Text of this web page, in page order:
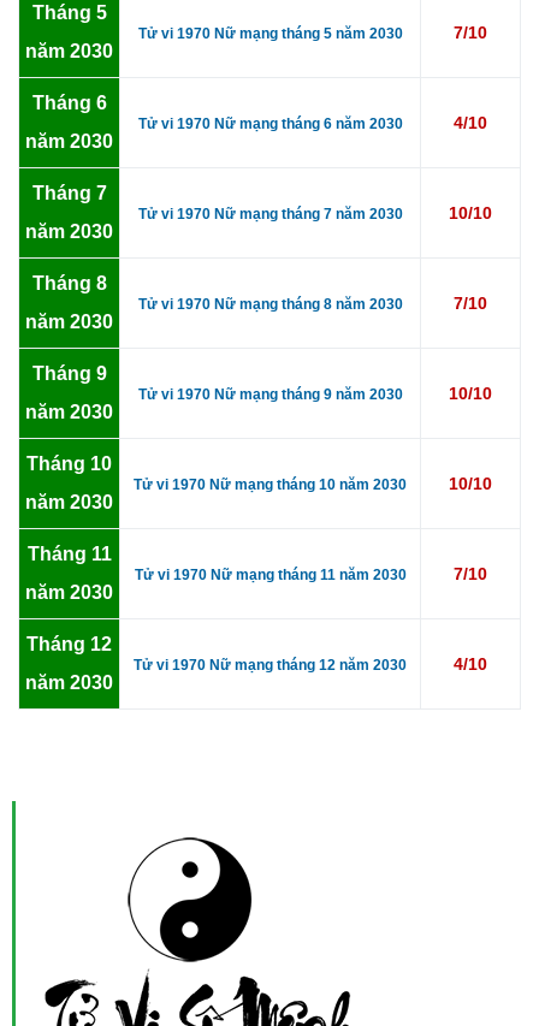
Tháng 5
năm 2030
Tử vi 1970 Nữ mạng tháng 5 năm 2030 7/10
Tháng 6
năm 2030
Tử vi 1970 Nữ mạng tháng 6 năm 2030 4/10
Tháng 7
năm 2030
Tử vi 1970 Nữ mạng tháng 7 năm 2030 10/10
Tháng 8
năm 2030
Tử vi 1970 Nữ mạng tháng 8 năm 2030 7/10
Tháng 9
năm 2030
Tử vi 1970 Nữ mạng tháng 9 năm 2030 10/10
Tháng 10
năm 2030
Tử vi 1970 Nữ mạng tháng 10 năm 2030 10/10
Tháng 11
năm 2030
Tử vi 1970 Nữ mạng tháng 11 năm 2030 7/10
Tháng 12
năm 2030
Tử vi 1970 Nữ mạng tháng 12 năm 2030 4/10